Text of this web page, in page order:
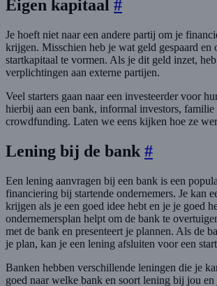
Eigen kapitaal #
Je hoeft niet naar een andere partij om je
krijgen. Misschien heb je wat geld gespaard en
startkapitaal te vormen. Als je dit geld inzet,
verplichtingen aan externe partijen.
Veel starters gaan naar een investeerder voor
hierbij aan een bank, informal investors,
crowdfunding. Laten we eens kijken hoe ze
Lening bij de bank #
Een lening aanvragen bij een bank is een
financiering bij startende ondernemers. Je kan
krijgen als je een goed idee hebt en je je goed
ondernemersplan helpt om de bank te
met de bank en presenteert je plannen. Als de
je plan, kan je een lening afsluiten voor een
Banken hebben verschillende leningen die je
goed naar welke bank en soort lening bij jou